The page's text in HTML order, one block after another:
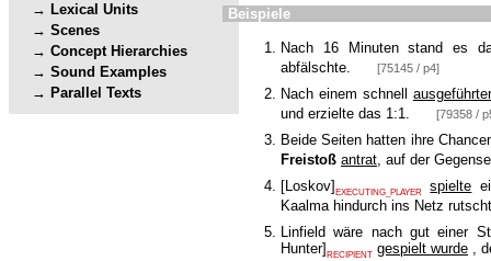
Lexical Units
Scenes
Concept Hierarchies
Sound Examples
Parallel Texts
Beispiele
Nach 16 Minuten stand es
abfälschte.
[75145 / p4]
Nach einem schnell
und erzielte das 1:1.
[79358 /
Beide Seiten hatten ihre
Freistoß antrat , auf der
[Loskov] EXECUTING_PLAYER spielte
Kaalma hindurch ins Netz
Linfield wäre nach gut einer
Hunter] RECIPIENT gespielt wurde ,